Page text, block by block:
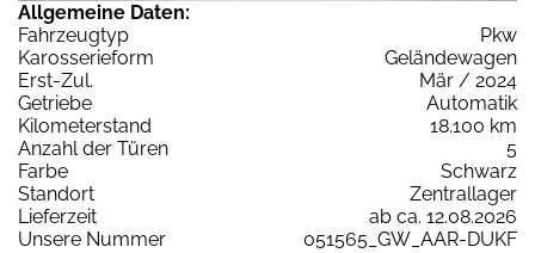
Allgemeine Daten:
Fahrzeugtyp
Pkw
Karosserieform
Geländewagen
Erst-Zul.
Mär / 2024
Getriebe
Automatik
Kilometerstand
18.100 km
Anzahl der Türen
5
Farbe
Schwarz
Standort
Zentrallager
Lieferzeit
ab ca. 12.08.2026
Unsere Nummer
051565_GW_AAR-DUKF